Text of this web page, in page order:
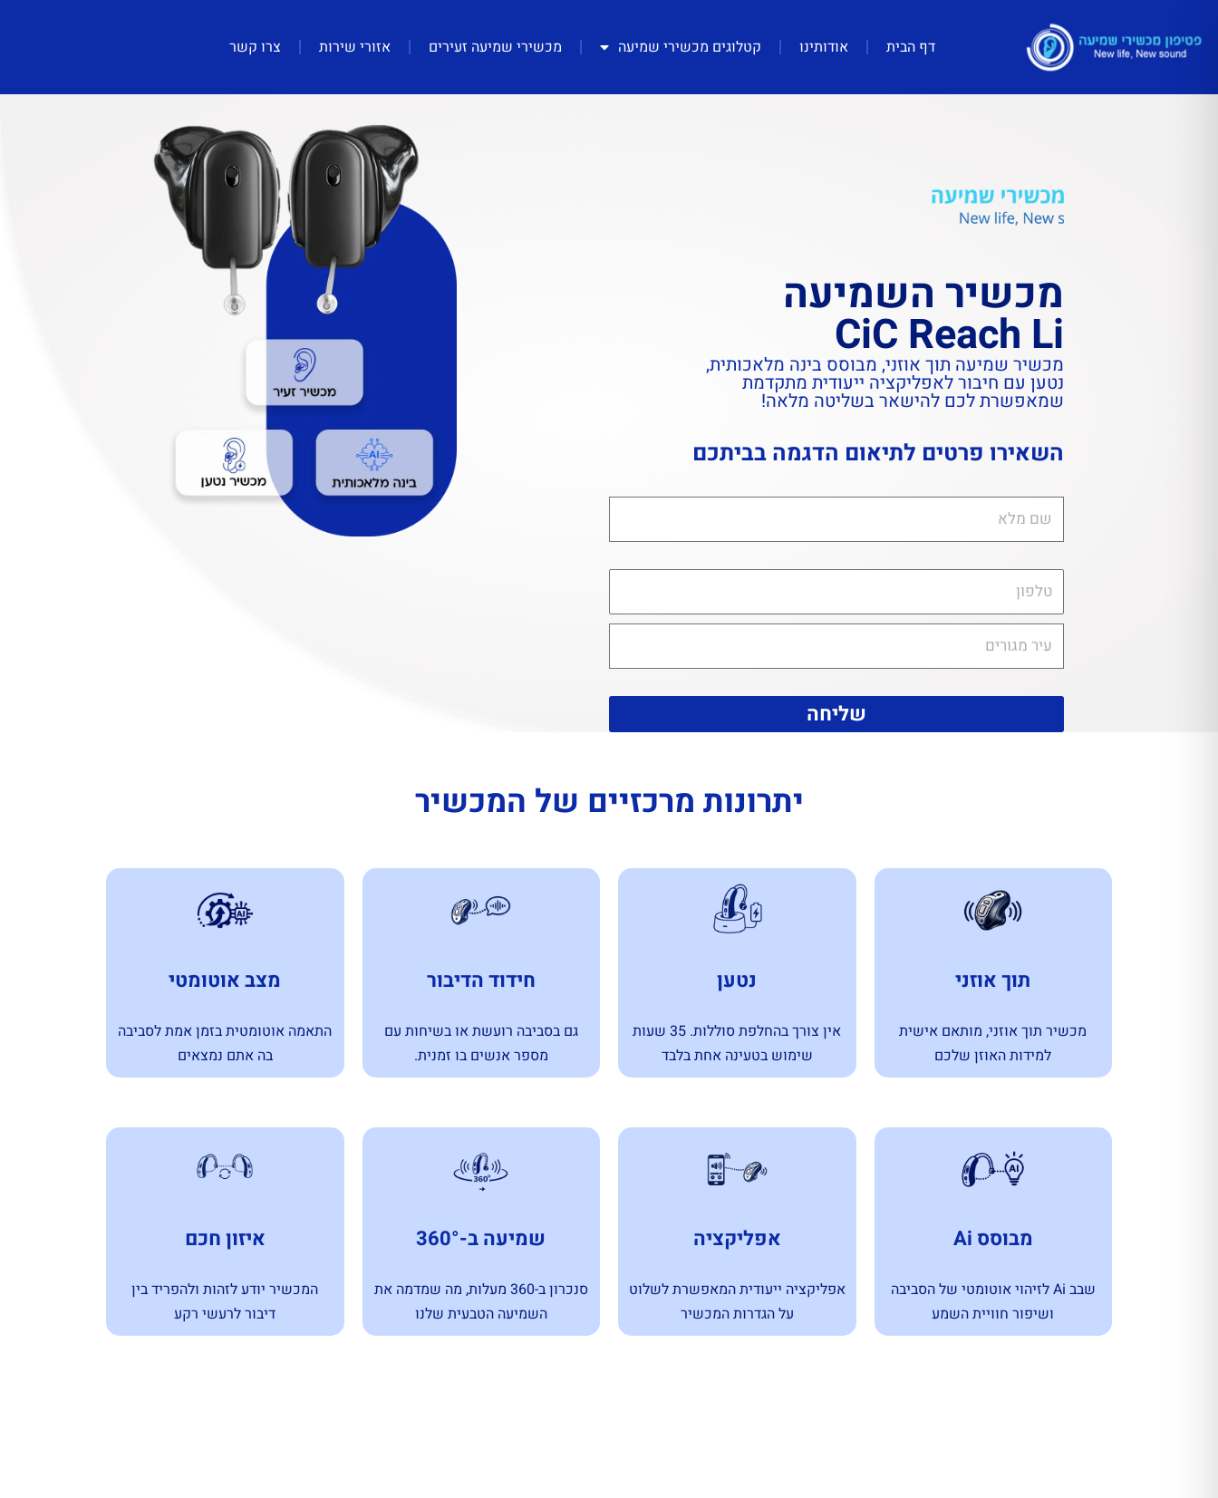
דף הבית אודותינו קטלוגים מכשירי שמיעה מכשירי שמיעה זעירים אזורי שירות צרו קשר
מכשיר השמיעה
CiC Reach Li
מכשיר שמיעה תוך אוזני, מבוסס בינה מלאכותית,
נטען עם חיבור לאפליקציה ייעודית מתקדמת
שמאפשרת לכם להישאר בשליטה מלאה!
השאירו פרטים לתיאום הדגמה בביתכם
שליחה
יתרונות מרכזיים של המכשיר
תוך אוזני
מכשיר תוך אוזני, מותאם אישית
למידות האוזן שלכם
נטען
אין צורך בהחלפת סוללות. 35 שעות
שימוש בטעינה אחת בלבד
חידוד הדיבור
גם בסביבה רועשת או בשיחות עם
מספר אנשים בו זמנית.
מצב אוטומטי
התאמה אוטומטית בזמן אמת לסביבה
בה אתם נמצאים
מבוסס Ai
שבב Ai לזיהוי אוטומטי של הסביבה
ושיפור חוויית השמע
אפליקציה
אפליקציה ייעודית המאפשרת לשלוט
על הגדרות המכשיר
שמיעה ב-360°
סנכרון ב-360 מעלות, מה שמדמה את
השמיעה הטבעית שלנו
איזון חכם
המכשיר יודע לזהות ולהפריד בין
דיבור לרעשי רקע